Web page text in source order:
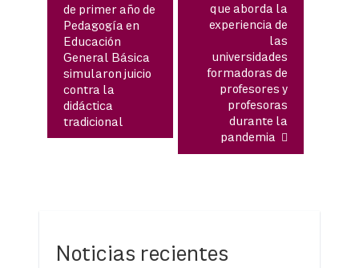
de primer año de
Pedagogía en
Educación
General Básica
simularon juicio
contra la
didáctica
tradicional
que aborda la
experiencia de
las
universidades
formadoras de
profesores y
profesoras
durante la
pandemia
Noticias recientes